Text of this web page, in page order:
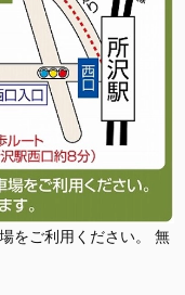
をご利用ください。 無